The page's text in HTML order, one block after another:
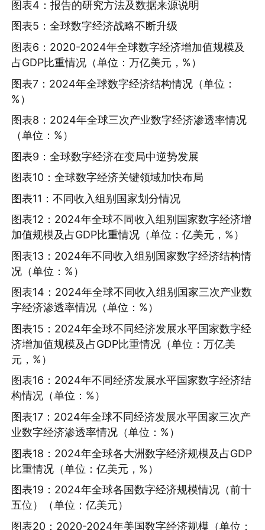
图表4：报告的研究方法及数据来源说明
图表5：全球数字经济战略不断升级
图表6：2020-2024年全球数字经济增加值规模及
占GDP比重情况（单位：万亿美元，%）
图表7：2024年全球数字经济结构情况（单位：
%）
图表8：2024年全球三次产业数字经济渗透率情况
（单位：%）
图表9：全球数字经济在变局中逆势发展
图表10：全球数字经济关键领域加快布局
图表11：不同收入组别国家划分情况
图表12：2024年全球不同收入组别国家数字经济增
加值规模及占GDP比重情况（单位：亿美元，%）
图表13：2024年不同收入组别国家数字经济结构情
况（单位：%）
图表14：2024年全球不同收入组别国家三次产业数
字经济渗透率情况（单位：%）
图表15：2024年全球不同经济发展水平国家数字经
济增加值规模及占GDP比重情况（单位：万亿美
元，%）
图表16：2024年不同经济发展水平国家数字经济结
构情况（单位：%）
图表17：2024年全球不同经济发展水平国家三次产
业数字经济渗透率情况（单位：%）
图表18：2024年全球各大洲数字经济规模及占GDP
比重情况（单位：亿美元，%）
图表19：2024年全球各国数字经济规模情况（前十
五位）（单位：亿美元）
图表20：2020-2024年美国数字经济规模（单位：